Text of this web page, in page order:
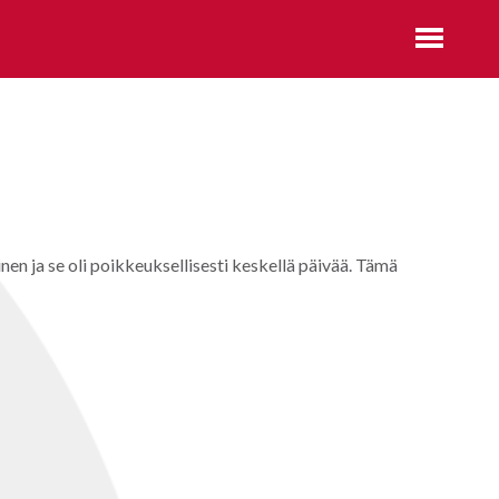
ja se oli poikkeuksellisesti keskellä päivää. Tämä